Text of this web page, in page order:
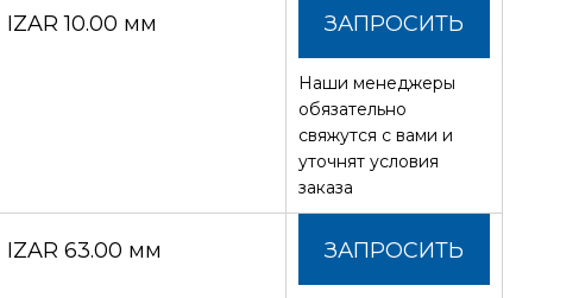
10.00 мм ЗАПРОСИТЬ
СТОИМОСТЬ
Наши менеджеры
обязательно
свяжутся с вами и
уточнят условия
заказа
63.00 мм ЗАПРОСИТЬ